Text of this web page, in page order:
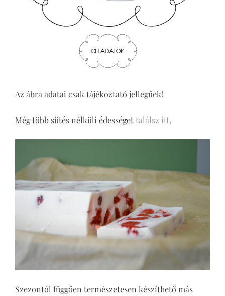
Az ábra adatai csak tájékoztató jellegűek!
Még több sütés nélküli édességet találsz itt.
Szezontól függően természetesen készíthető más